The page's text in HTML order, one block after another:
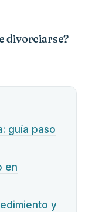
divorciarse?
guía paso
en
y